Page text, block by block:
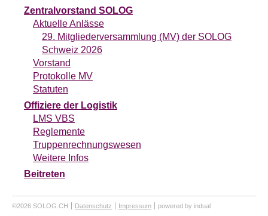
Zentralvorstand SOLOG
Aktuelle Anlässe
29. Mitgliederversammlung (MV) der SOLOG
Schweiz 2026
Vorstand
Protokolle MV
Statuten
Offiziere der Logistik
LMS VBS
Reglemente
Truppenrechnungswesen
Weitere Infos
Beitreten
©2026 SOLOG.CH Datenschutz Impressum powered by indual